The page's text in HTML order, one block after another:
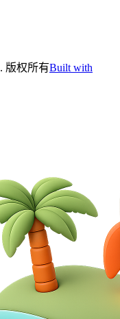
. 版权所有Built with